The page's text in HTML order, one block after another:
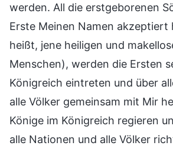
werden. All die erstgeborenen
Erste Meinen Namen akzeptiert
heißt, jene heiligen und
Menschen), werden die Ersten
Königreich eintreten und über
alle Völker gemeinsam mit Mir
Könige im Königreich regieren
alle Nationen und alle Völker